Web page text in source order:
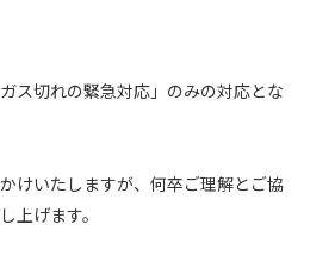
ス切れの緊急対応」のみの対応とな
けいたしますが、何卒ご理解とご協
上げます。